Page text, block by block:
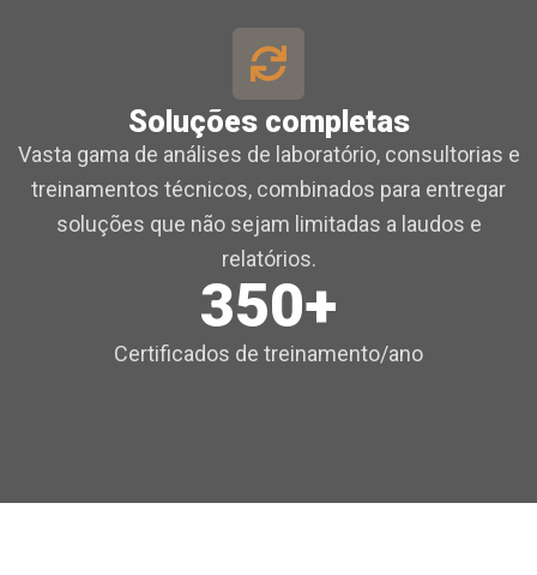
Soluções completas
Vasta gama de análises de laboratório, consultorias e
treinamentos técnicos, combinados para entregar
soluções que não sejam limitadas a laudos e
relatórios.
350+
Certificados de treinamento/ano